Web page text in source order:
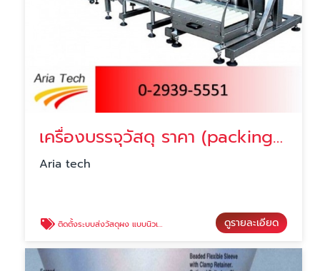
เครื่องบรรจุวัสดุ ราคา (packing machine)
Aria tech
ติดตั้งระบบส่งวัสดุผง แบบนิวเมติก ดูรายละเอียด